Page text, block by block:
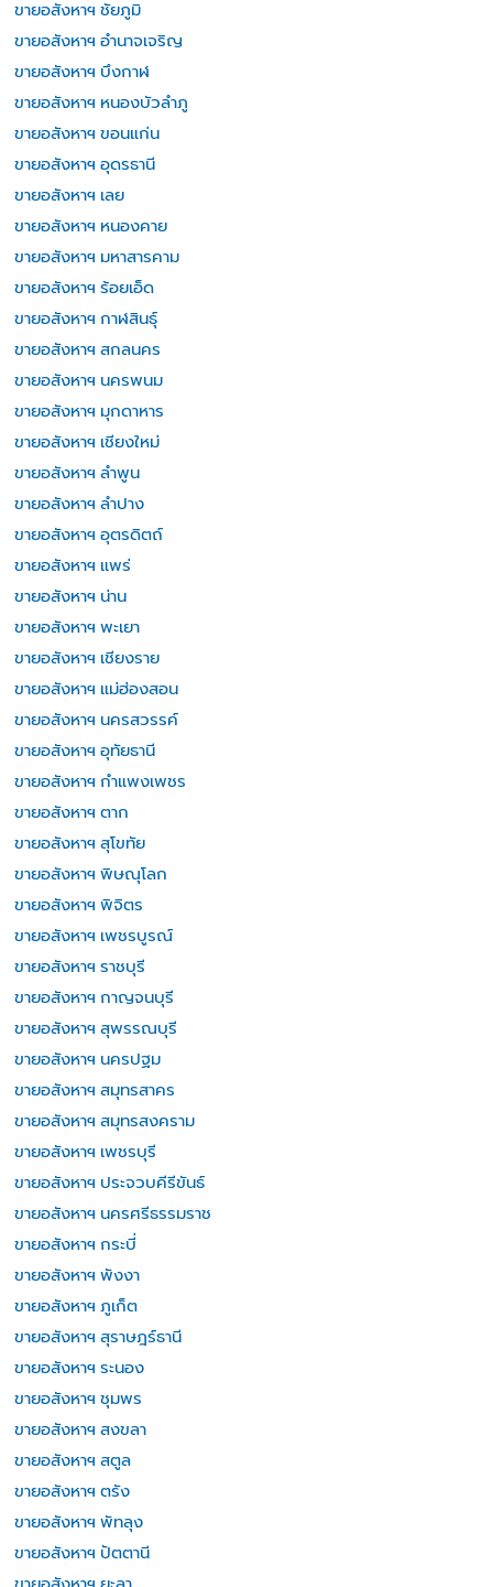
ขายอสังหาฯ ชัยภูมิ
ขายอสังหาฯ อำนาจเจริญ
ขายอสังหาฯ บึงกาฬ
ขายอสังหาฯ หนองบัวลำภู
ขายอสังหาฯ ขอนแก่น
ขายอสังหาฯ อุดรธานี
ขายอสังหาฯ เลย
ขายอสังหาฯ หนองคาย
ขายอสังหาฯ มหาสารคาม
ขายอสังหาฯ ร้อยเอ็ด
ขายอสังหาฯ กาฬสินธุ์
ขายอสังหาฯ สกลนคร
ขายอสังหาฯ นครพนม
ขายอสังหาฯ มุกดาหาร
ขายอสังหาฯ เชียงใหม่
ขายอสังหาฯ ลำพูน
ขายอสังหาฯ ลำปาง
ขายอสังหาฯ อุตรดิตถ์
ขายอสังหาฯ แพร่
ขายอสังหาฯ น่าน
ขายอสังหาฯ พะเยา
ขายอสังหาฯ เชียงราย
ขายอสังหาฯ แม่ฮ่องสอน
ขายอสังหาฯ นครสวรรค์
ขายอสังหาฯ อุทัยธานี
ขายอสังหาฯ กำแพงเพชร
ขายอสังหาฯ ตาก
ขายอสังหาฯ สุโขทัย
ขายอสังหาฯ พิษณุโลก
ขายอสังหาฯ พิจิตร
ขายอสังหาฯ เพชรบูรณ์
ขายอสังหาฯ ราชบุรี
ขายอสังหาฯ กาญจนบุรี
ขายอสังหาฯ สุพรรณบุรี
ขายอสังหาฯ นครปฐม
ขายอสังหาฯ สมุทรสาคร
ขายอสังหาฯ สมุทรสงคราม
ขายอสังหาฯ เพชรบุรี
ขายอสังหาฯ ประจวบคีรีขันธ์
ขายอสังหาฯ นครศรีธรรมราช
ขายอสังหาฯ กระบี่
ขายอสังหาฯ พังงา
ขายอสังหาฯ ภูเก็ต
ขายอสังหาฯ สุราษฎร์ธานี
ขายอสังหาฯ ระนอง
ขายอสังหาฯ ชุมพร
ขายอสังหาฯ สงขลา
ขายอสังหาฯ สตูล
ขายอสังหาฯ ตรัง
ขายอสังหาฯ พัทลุง
ขายอสังหาฯ ปัตตานี